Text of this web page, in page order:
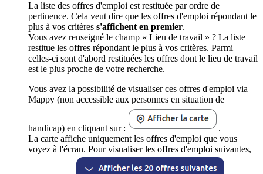
La liste des offres d'emploi est restituée par ordre de
pertinence. Cela veut dire que les offres d'emploi répondant le
plus à vos critères s'affichent en premier.
Vous avez renseigné le champ « Lieu de travail » ? La liste
restitue les offres répondant le plus à vos critères. Parmi
celles-ci sont d'abord restituées les offres dont le lieu de travail
est le plus proche de votre recherche.
Vous avez la possibilité de visualiser ces offres d'emploi via
Mappy (non accessible aux personnes en situation de
handicap) en cliquant sur :
.
La carte affiche uniquement les offres d'emploi que vous
voyez à l'écran. Pour visualiser les offres d'emploi suivantes,